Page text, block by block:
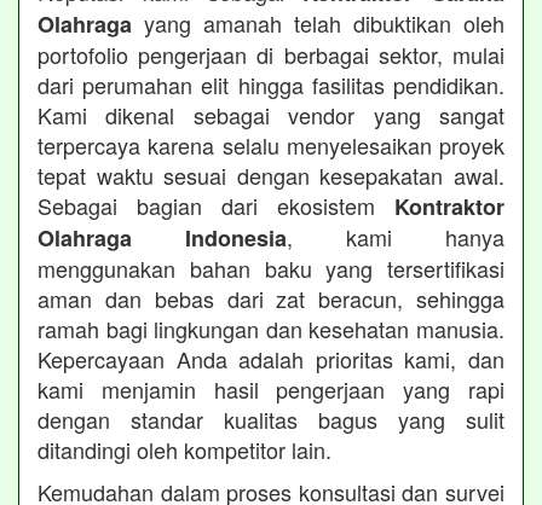
Olahraga yang amanah telah dibuktikan oleh
portofolio pengerjaan di berbagai sektor, mulai
dari perumahan elit hingga fasilitas pendidikan.
Kami dikenal sebagai vendor yang sangat
terpercaya karena selalu menyelesaikan proyek
tepat waktu sesuai dengan kesepakatan awal.
Sebagai bagian dari ekosistem Kontraktor
Olahraga Indonesia, kami hanya
menggunakan bahan baku yang tersertifikasi
aman dan bebas dari zat beracun, sehingga
ramah bagi lingkungan dan kesehatan manusia.
Kepercayaan Anda adalah prioritas kami, dan
kami menjamin hasil pengerjaan yang rapi
dengan standar kualitas bagus yang sulit
ditandingi oleh kompetitor lain.
Kemudahan dalam proses konsultasi dan survei